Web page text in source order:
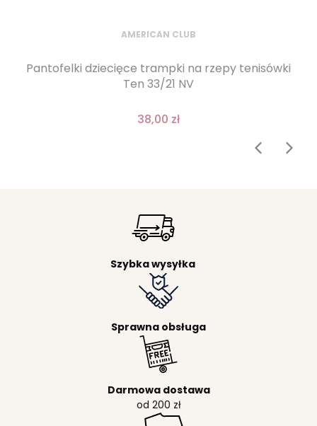
AMERICAN CLUB
Pantofelki dziecięce trampki na rzepy tenisówki
Ten 33/21 NV
38,00 zł
Szybka wysyłka
Sprawna obsługa
Darmowa dostawa
od 200 zł